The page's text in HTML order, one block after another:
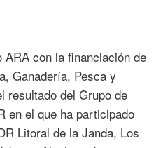
con la financiación de
Ganadería, Pesca y
resultado del Grupo de
en el que ha participado
Litoral de la Janda, Los